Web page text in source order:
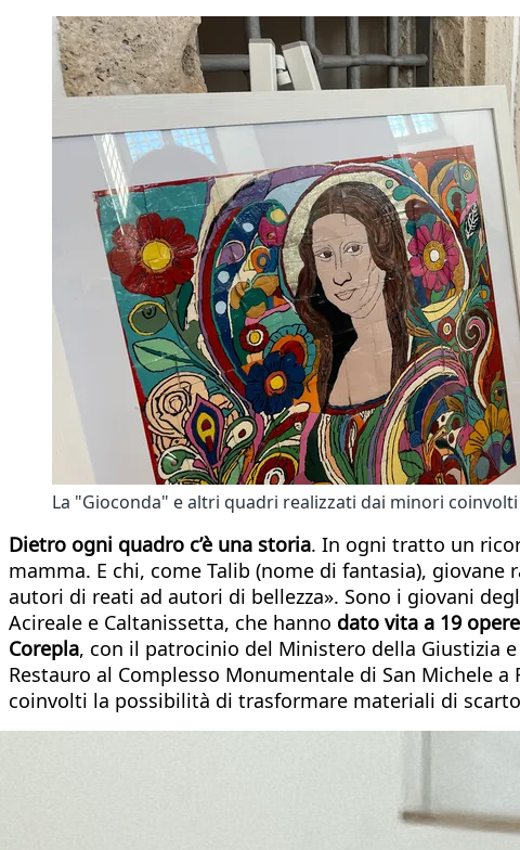
La "Gioconda" e altri quadri realizzati dai minori
Dietro ogni quadro c’è una storia. In ogni tratto un
mamma. E chi, come Talib (nome di fantasia), giovane
autori di reati ad autori di bellezza». Sono i giovani
Acireale e Caltanissetta, che hanno dato vita a 19
Corepla, con il patrocinio del Ministero della Giustizia
Restauro al Complesso Monumentale di San Michele
coinvolti la possibilità di trasformare materiali di